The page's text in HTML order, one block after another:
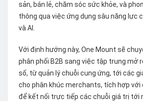
sản, bán lẻ, chăm sóc sức khỏe, và
thông qua việc ứng dụng sâu năng lực
và AI.
Với định hướng này, One Mount sẽ
phân phối B2B sang việc tập trung mở
số, từ quản lý chuỗi cung ứng, tới các
cho phân khúc merchants, tích hợp
để kết nối trực tiếp các chuỗi giá trị tới